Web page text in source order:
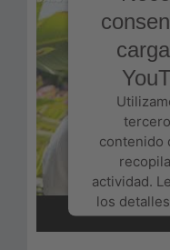
contenido
actividad.
los
para